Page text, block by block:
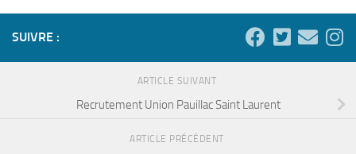
SUIVRE :
ARTICLE SUIVANT
Recrutement Union Pauillac Saint Laurent
ARTICLE PRÉCÉDENT